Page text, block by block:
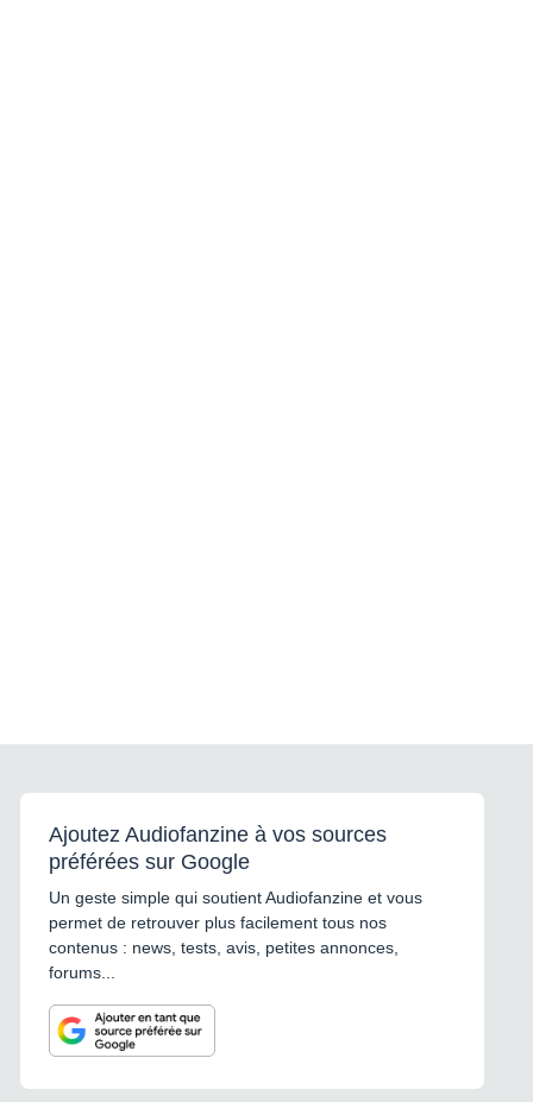
Ajoutez Audiofanzine à vos sources
préférées sur Google
Un geste simple qui soutient Audiofanzine et vous
permet de retrouver plus facilement tous nos
contenus : news, tests, avis, petites annonces,
forums...